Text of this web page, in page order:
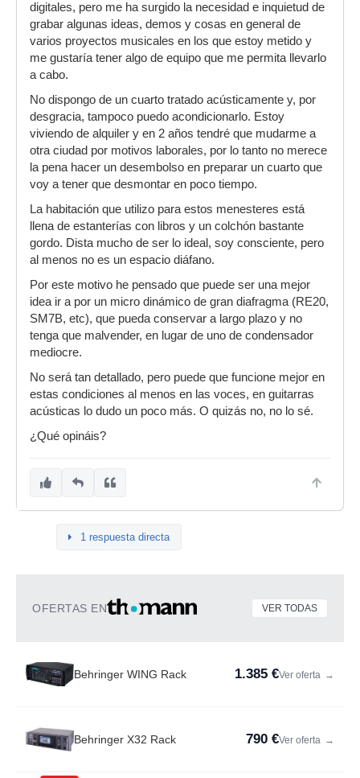
digitales, pero me ha surgido la necesidad e inquietud de
grabar algunas ideas, demos y cosas en general de
varios proyectos musicales en los que estoy metido y
me gustaría tener algo de equipo que me permita llevarlo
a cabo.
No dispongo de un cuarto tratado acústicamente y, por
desgracia, tampoco puedo acondicionarlo. Estoy
viviendo de alquiler y en 2 años tendré que mudarme a
otra ciudad por motivos laborales, por lo tanto no merece
la pena hacer un desembolso en preparar un cuarto que
voy a tener que desmontar en poco tiempo.
La habitación que utilizo para estos menesteres está
llena de estanterías con libros y un colchón bastante
gordo. Dista mucho de ser lo ideal, soy consciente, pero
al menos no es un espacio diáfano.
Por este motivo he pensado que puede ser una mejor
idea ir a por un micro dinámico de gran diafragma (RE20,
SM7B, etc), que pueda conservar a largo plazo y no
tenga que malvender, en lugar de uno de condensador
mediocre.
No será tan detallado, pero puede que funcione mejor en
estas condiciones al menos en las voces, en guitarras
acústicas lo dudo un poco más. O quizás no, no lo sé.
¿Qué opináis?
1 respuesta directa
OFERTAS EN VER TODAS
Behringer WING Rack 1.385 €Ver oferta →
Behringer X32 Rack 790 €Ver oferta →